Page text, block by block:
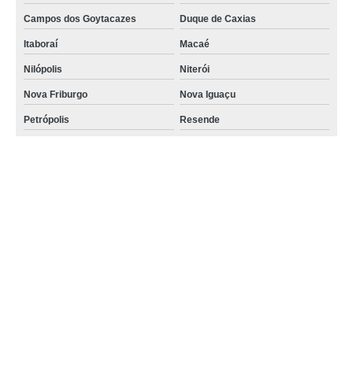
Campos dos Goytacazes Duque de Caxias
Itaboraí Macaé
Nilópolis Niterói
Nova Friburgo Nova Iguaçu
Petrópolis Resende